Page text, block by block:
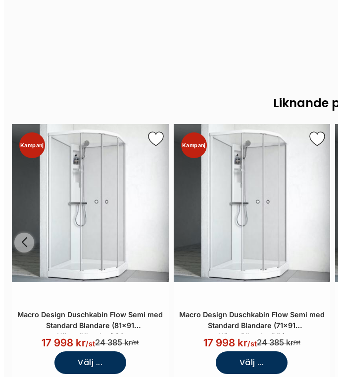
Liknande
Kampanj
Macro Design Duschkabin Flow Semi med
Standard Blandare (81x91
Höger/Klarglas/Vit)
17 998 kr/st24 385 kr/st
Välj ...
Kampanj
Macro Design Duschkabin Flow Semi med
Standard Blandare (71x91
Höger/Klarglas/Vit)
17 998 kr/st24 385 kr/st
Välj ...